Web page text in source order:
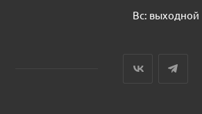
Вс: выходной